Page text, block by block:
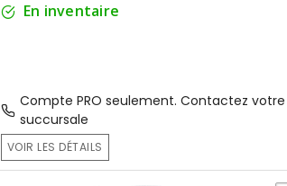
En inventaire
Compte PRO seulement. Contactez votre
succursale
VOIR LES DÉTAILS